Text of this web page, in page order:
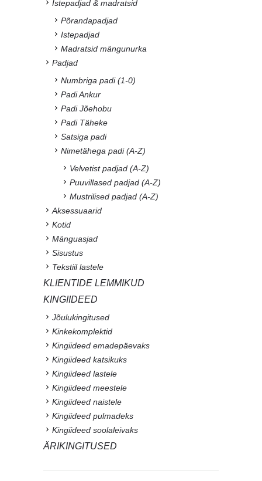
Istepadjad & madratsid
Põrandapadjad
Istepadjad
Madratsid mängunurka
Padjad
Numbriga padi (1-0)
Padi Ankur
Padi Jõehobu
Padi Täheke
Satsiga padi
Nimetähega padi (A-Z)
Velvetist padjad (A-Z)
Puuvillased padjad (A-Z)
Mustrilised padjad (A-Z)
Aksessuaarid
Kotid
Mänguasjad
Sisustus
Tekstiil lastele
KLIENTIDE LEMMIKUD
KINGIIDEED
Jõulukingitused
Kinkekomplektid
Kingiideed emadepäevaks
Kingiideed katsikuks
Kingiideed lastele
Kingiideed meestele
Kingiideed naistele
Kingiideed pulmadeks
Kingiideed soolaleivaks
ÄRIKINGITUSED